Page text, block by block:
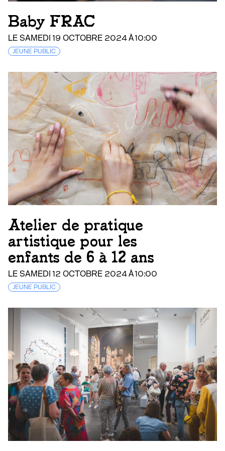
Baby FRAC
LE SAMEDI 19 OCTOBRE 2024 À 10:00
JEUNE PUBLIC
Atelier de pratique
artistique pour les
enfants de 6 à 12 ans
LE SAMEDI 12 OCTOBRE 2024 À 10:00
JEUNE PUBLIC